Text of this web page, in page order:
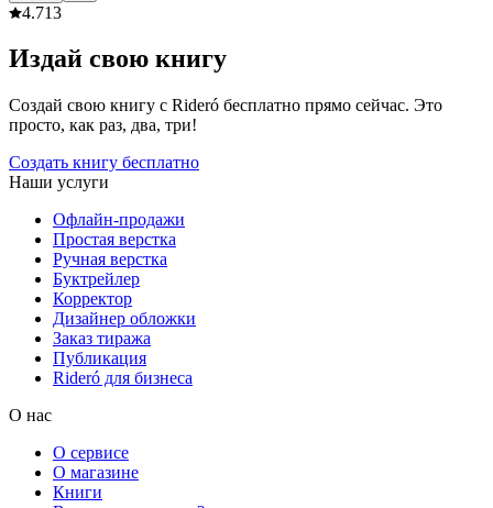
4.713
Издай свою книгу
Создай свою книгу с Rideró бесплатно прямо сейчас. Это
просто, как раз, два, три!
Создать книгу бесплатно
Наши услуги
Офлайн-продажи
Простая верстка
Ручная верстка
Буктрейлер
Корректор
Дизайнер обложки
Заказ тиража
Публикация
Rideró для бизнеса
О нас
О сервисе
О магазине
Книги